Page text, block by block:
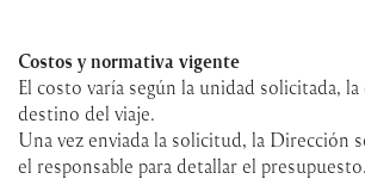
Costos y normativa vigente
El costo varía según la unidad solicitada,
destino del viaje.
Una vez enviada la solicitud, la Dirección
el responsable para detallar el presupuesto.